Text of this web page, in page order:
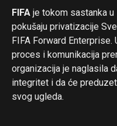
FIFA je tokom sastanka u
pokušaju privatizacije
FIFA Forward
proces i komunikacija
organizacija je naglasila
integritet i da će
svog ugleda.